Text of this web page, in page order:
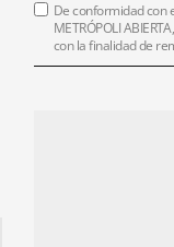
De conformidad con
METRÓPOLI
con la finalidad de